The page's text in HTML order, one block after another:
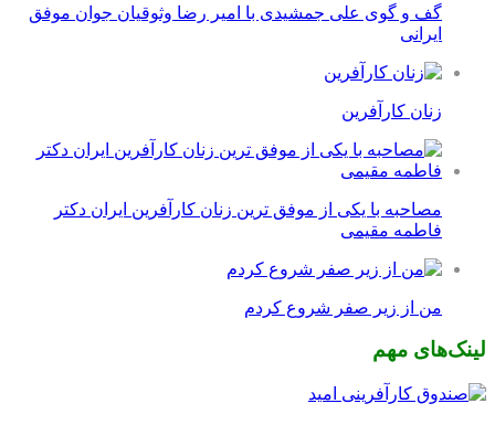
گف و گوی علی جمشیدی با امیر رضا وثوقیان جوان موفق
ایرانی
زنان کارآفرین
مصاحبه با یکی از موفق ترین زنان کارآفرین ایران دکتر
فاطمه مقیمی
من از زیر صفر شروع کردم
لینک‌های مهم